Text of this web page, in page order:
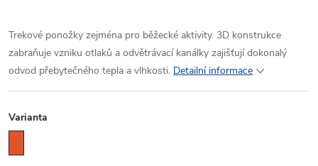
Trekové ponožky zejména pro běžecké aktivity. 3D konstrukce
zabraňuje vzniku otlaků a odvětrávací kanálky zajišťují dokonalý
odvod přebytečného tepla a vlhkosti. Detailní informace
Varianta